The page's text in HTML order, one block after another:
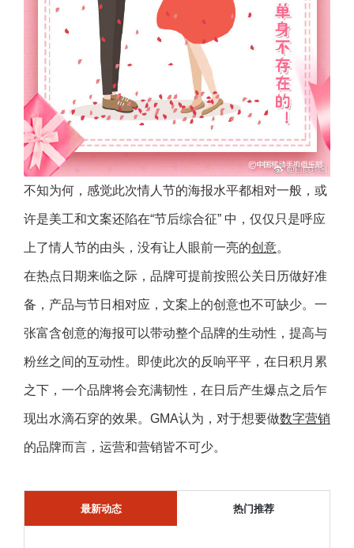
不知为何，感觉此次情人节的海报水平都相对一般，或
许是美工和文案还陷在“节后综合征” 中，仅仅只是呼应
上了情人节的由头，没有让人眼前一亮的创意。
在热点日期来临之际，品牌可提前按照公关日历做好准
备，产品与节日相对应，文案上的创意也不可缺少。一
张富含创意的海报可以带动整个品牌的生动性，提高与
粉丝之间的互动性。即使此次的反响平平，在日积月累
之下，一个品牌将会充满韧性，在日后产生爆点之后乍
现出水滴石穿的效果。GMA认为，对于想要做数字营销
的品牌而言，运营和营销皆不可少。
最新动态 热门推荐